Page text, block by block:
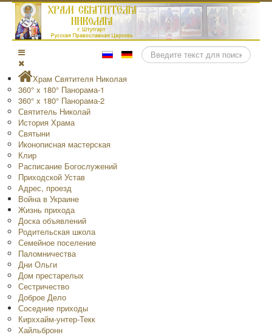
Поиск
Храм Святителя Николая
360° x 180° Панорама-1
360° x 180° Панорама-2
Святитель Николай
История Храма
Святыни
Иконописная мастерская
Клир
Расписание Богослужений
Приходской Устав
Адрес, проезд
Война в Украине
Жизнь прихода
Доска объявлений
Родительская школа
Семейное поселение
Паломничества
Дни Ольги
Дом престарелых
Сестричество
Доброе Дело
Соседние приходы
Кирххайм-унтер-Текк
Хайльбронн